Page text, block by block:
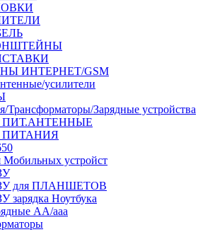
ИНТЕРНЕТ/GSM
усилители
Трансформаторы/Зарядные устройства
ПИТ.АНТЕННЫЕ
ПИТАНИЯ
устройст
для ПЛАНШЕТОВ
зарядка Ноутбука
АА/ааа